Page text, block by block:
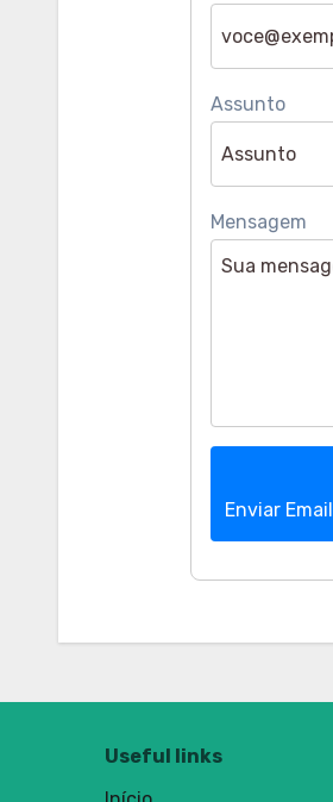
Assunto
Mensagem
Enviar Email
Useful links